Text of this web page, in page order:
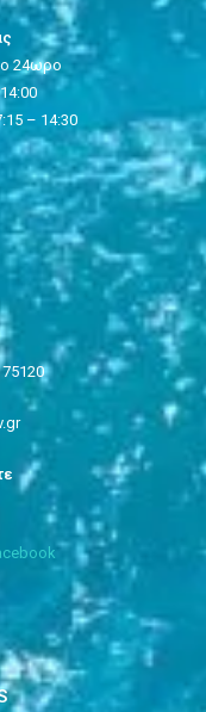
24ωρο
– 14:30